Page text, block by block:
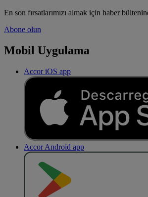
En son fırsatlarımızı almak için haber
Abone olun
Mobil Uygulama
Accor iOS app
Accor Android app